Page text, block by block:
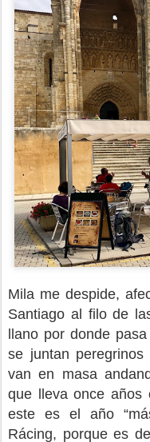
Mila me despide,
Santiago al filo de
llano por donde
se juntan
van en masa
que lleva once años
este es el año
Rácing, porque es